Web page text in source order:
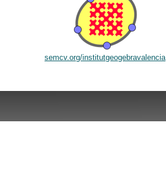
semcv.org/institutgeogebravalencia